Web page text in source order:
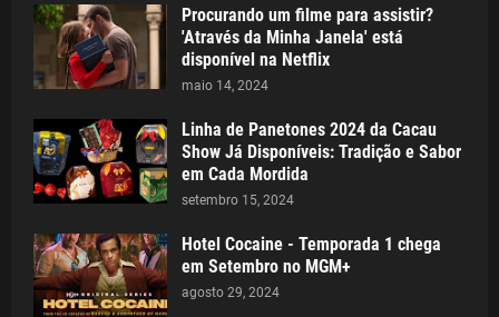
Procurando um filme para assistir?
'Através da Minha Janela' está
disponível na Netflix
maio 14, 2024
Linha de Panetones 2024 da Cacau
Show Já Disponíveis: Tradição e Sabor
em Cada Mordida
setembro 15, 2024
Hotel Cocaine - Temporada 1 chega
em Setembro no MGM+
agosto 29, 2024